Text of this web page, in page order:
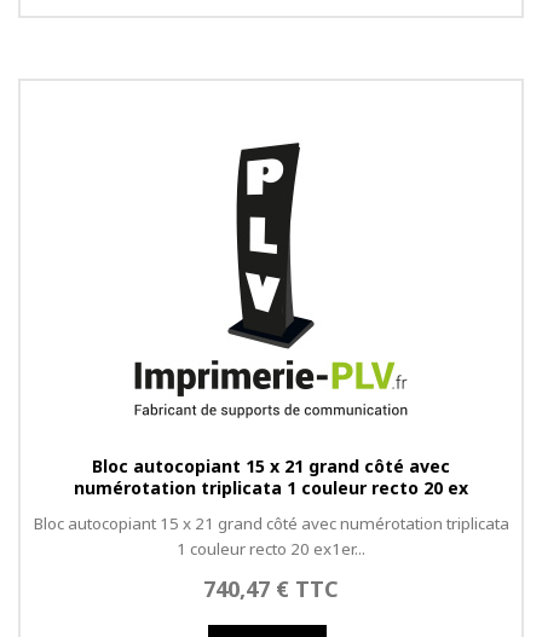
Bloc autocopiant 15 x 21 grand côté avec
numérotation triplicata 1 couleur recto 20 ex
Bloc autocopiant 15 x 21 grand côté avec numérotation triplicata
1 couleur recto 20 ex1er...
740,47 € TTC